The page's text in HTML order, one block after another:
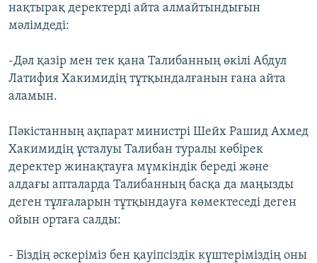
нақтырақ деректерді айта алмайтындығын
мәлімдеді:
-Дәл қазір мен тек қана Талибанның өкілі Абдул
Латифия Хакимидің тұтқындалғанын ғана айта
аламын.
Пәкістанның ақпарат министрі Шейх Рашид Ахмед
Хакимидің ұсталуы Талибан туралы көбірек
деректер жинақтауға мүмкіндік береді және
алдағы апталарда Талибанның басқа да маңызды
деген тұлғаларын тұтқындауға көмектеседі деген
ойын ортаға салды:
- Біздің әскеріміз бен қауіпсіздік күштеріміздің оны